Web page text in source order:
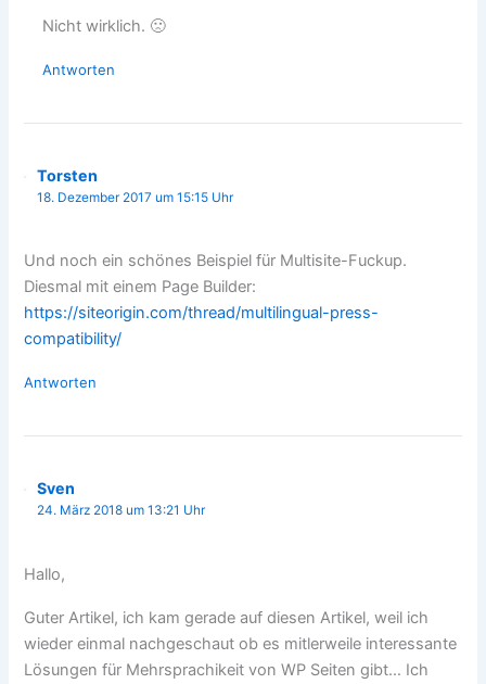
Nicht wirklich. 🙁
Antworten
Torsten
18. Dezember 2017 um 15:15 Uhr
Und noch ein schönes Beispiel für Multisite-Fuckup.
Diesmal mit einem Page Builder:
https://siteorigin.com/thread/multilingual-press-
compatibility/
Antworten
Sven
24. März 2018 um 13:21 Uhr
Hallo,
Guter Artikel, ich kam gerade auf diesen Artikel, weil ich
wieder einmal nachgeschaut ob es mitlerweile interessante
Lösungen für Mehrsprachikeit von WP Seiten gibt… Ich